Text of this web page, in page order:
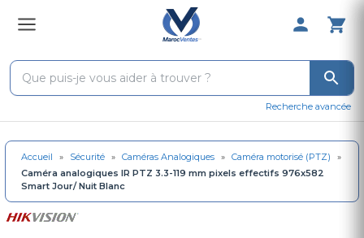
0 Produit
Recherche avancée
Accueil » Sécurité » Caméras Analogiques » Caméra motorisé (PTZ)
»
Caméra analogiques IR PTZ 3.3-119 mm pixels effectifs 976x582
Smart Jour/ Nuit Blanc